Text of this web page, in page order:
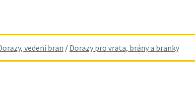
vedení bran / Dorazy pro vrata, brány a branky